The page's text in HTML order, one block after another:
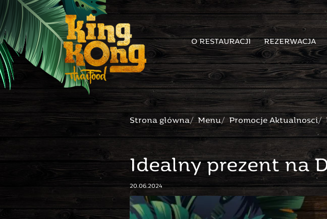
O RESTAURACJI REZERWACJA
Strona główna Menu Promocje Aktualnosci
Idealny prezent na
20.06.2024